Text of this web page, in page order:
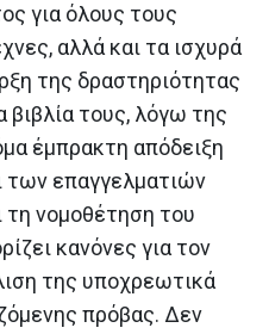
για όλους τους
αλλά και τα ισχυρά
της δραστηριότητας
βιβλία τους, λόγω της
έμπρακτη απόδειξη
των επαγγελματιών
τη νομοθέτηση του
κανόνες για τον
της υποχρεωτικά
πρόβας. Δεν